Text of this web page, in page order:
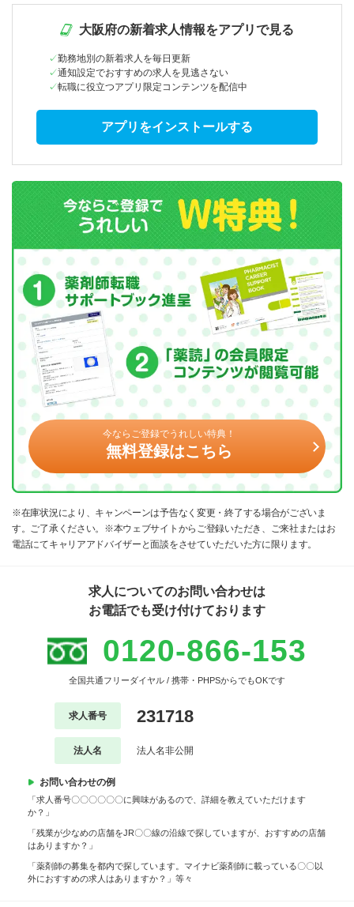
大阪府の新着求人情報をアプリで見る
勤務地別の新着求人を毎日更新
通知設定でおすすめの求人を見逃さない
転職に役立つアプリ限定コンテンツを配信中
アプリをインストールする
今ならご登録でうれしい特典！
無料登録はこちら
※在庫状況により、キャンペーンは予告なく変更・終了する場合がございま
す。ご了承ください。※本ウェブサイトからご登録いただき、ご来社またはお
電話にてキャリアアドバイザーと面談をさせていただいた方に限ります。
求人についてのお問い合わせは
お電話でも受け付けております
0120-866-153
全国共通フリーダイヤル / 携帯・PHPSからでもOKです
求人番号 231718
法人名 法人名非公開
お問い合わせの例
「求人番号〇〇〇〇〇〇に興味があるので、詳細を教えていただけます
か？」
「残業が少なめの店舗をJR〇〇線の沿線で探していますが、おすすめの店舗
はありますか？」
「薬剤師の募集を都内で探しています。マイナビ薬剤師に載っている〇〇以
外におすすめの求人はありますか？」等々